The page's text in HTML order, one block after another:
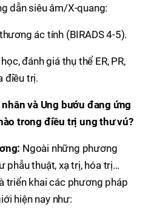
dẫn siêu âm/X-quang:
ác tính (BIRADS 4-5).
đánh giá thụ thể ER, PR,
điều trị.
và Ung bướu đang ứng
trong điều trị ung thư vú?
Ngoài những phương
phẫu thuật, xạ trị, hóa trị…
triển khai các phương pháp
hiện nay như: